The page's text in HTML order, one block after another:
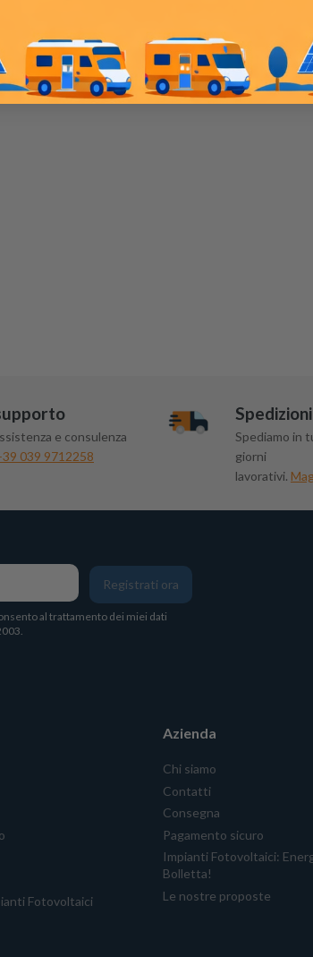
e consulenza
039 9712258
Spediamo in
giorni
lavorativi.
Registrati ora
al trattamento dei miei dati
Fotovoltaici
Azienda
Chi siamo
Contatti
Consegna
Pagamento sicuro
Impianti Fotovoltaici:
Bolletta!
Le nostre proposte